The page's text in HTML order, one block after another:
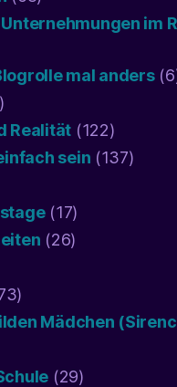
im
mal anders
Realität (122)
sein (137)
(17)
(26)
Mädchen
(29)